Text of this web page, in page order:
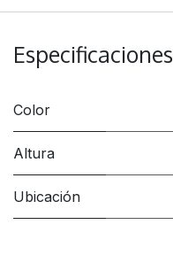
Especificaciones
Color
Altura
Ubicación